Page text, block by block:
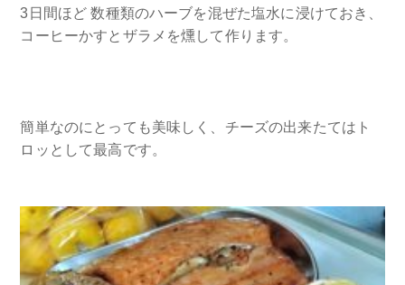
3日間ほど 数種類のハーブを混ぜた塩水に浸けておき、
コーヒーかすとザラメを燻して作ります。
簡単なのにとっても美味しく、チーズの出来たてはト
ロッとして最高です。